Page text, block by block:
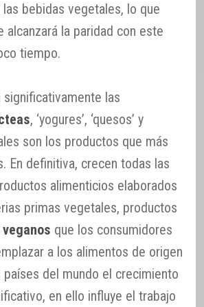
bebidas vegetales, lo que
alcanzará la paridad con este
tiempo.
significativamente las
, ‘yogures’, ‘quesos’ y
son los productos que más
En definitiva, crecen todas las
alimenticios elaborados
primas vegetales, productos
veganos que los consumidores
a los alimentos de origen
países del mundo el crecimiento
en ello influye el trabajo